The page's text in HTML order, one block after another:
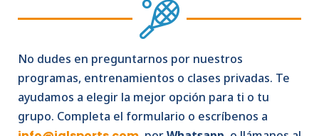
No dudes en preguntarnos por nuestros
programas, entrenamientos o clases privadas. Te
ayudamos a elegir la mejor opción para ti o tu
grupo. Completa el formulario o escríbenos a